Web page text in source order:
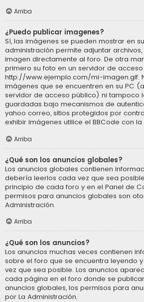
Arriba
¿Puedo publicar imagenes?
Sí, las imágenes se pueden mostrar en
administración permite adjuntar
imagen directamente al foro. De otra
primero su foto en un servidor de acceso
http://www.ejemplo.com/mi-imagen.gif.
imágenes que se encuentren en su PC
servidor de acceso público) ni tampoco
guardadas bajo mecanismos de
yahoo correo, sitios protegidos por
exhibir imágenes utilice el BBCode con
Arriba
¿Qué son los anuncios globales?
Los anuncios globales contienen
debería leerlos cada vez que sea
principio de cada foro y en el Panel de
permisos para anuncios globales son
Administración.
Arriba
¿Qué son los anuncios?
Los anuncios muchas veces contienen
sobre el foro que se encuentra leyendo
vez que sea posible. Los anuncios
cada página en el foro donde se
anuncios globales, los permisos para
por La Administración.